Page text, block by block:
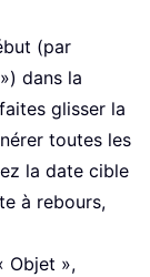
(par
dans la
glisser la
toutes les
la date cible
à rebours,
Objet »,